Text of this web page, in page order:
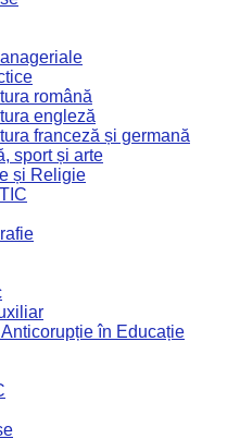
română
engleză
franceză și germană
sport și arte
și Religie
în Educație